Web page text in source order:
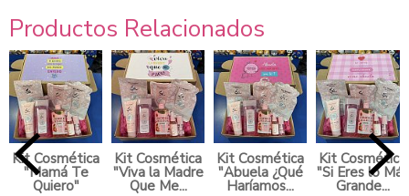
Productos Relacionados
Kit Cosmética
"Mamá Te
Quiero"
Kit Cosmética
"Viva la Madre
Que Me...
Kit Cosmética
"Abuela ¿Qué
Haríamos...
Kit Cosmética
"Si Eres lo Más
Grande...